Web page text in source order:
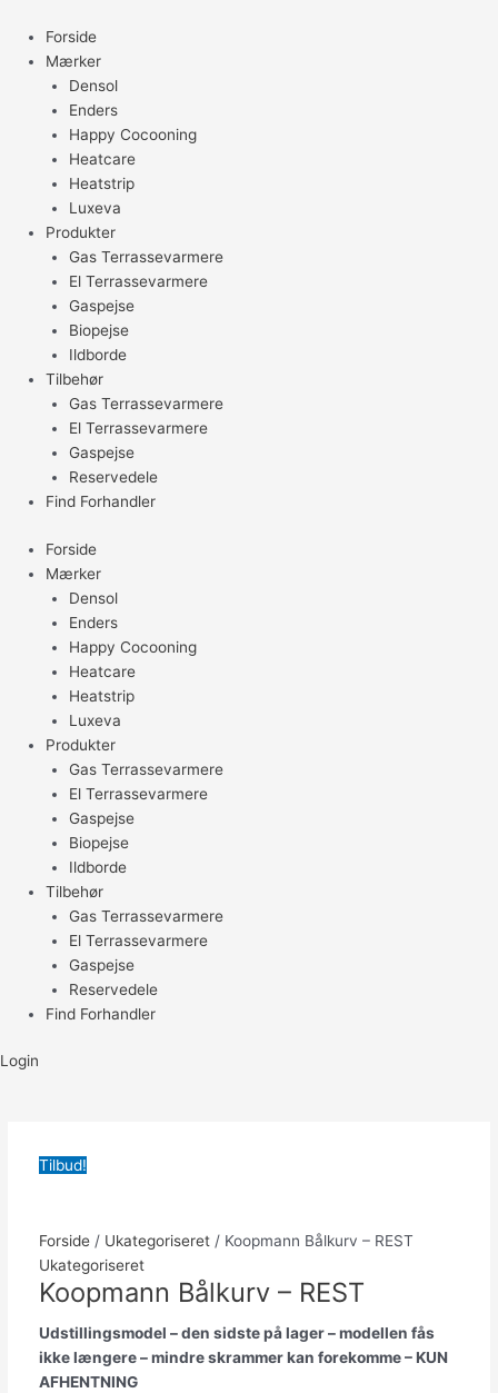
indholdet
Forside
Mærker
Densol
Enders
Happy Cocooning
Heatcare
Heatstrip
Luxeva
Produkter
Gas Terrassevarmere
El Terrassevarmere
Gaspejse
Biopejse
Ildborde
Tilbehør
Gas Terrassevarmere
El Terrassevarmere
Gaspejse
Reservedele
Find Forhandler
Forside
Mærker
Densol
Enders
Happy Cocooning
Heatcare
Heatstrip
Luxeva
Produkter
Gas Terrassevarmere
El Terrassevarmere
Gaspejse
Biopejse
Ildborde
Tilbehør
Gas Terrassevarmere
El Terrassevarmere
Gaspejse
Reservedele
Find Forhandler
Login
Tilbud!
Forside/ Ukategoriseret/ Koopmann Bålkurv – REST
Ukategoriseret
Koopmann Bålkurv – REST
Udstillingsmodel – den sidste på lager – modellen fås
ikke længere – mindre skrammer kan forekomme – KUN
AFHENTNING